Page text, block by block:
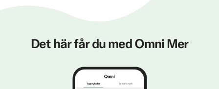
Det här får du med Omni Mer